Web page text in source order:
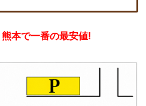
本で一番の最安値!